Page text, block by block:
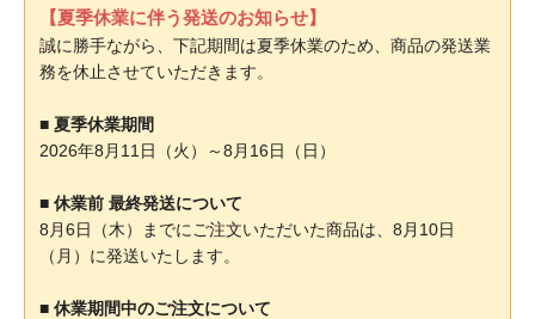
【夏季休業に伴う発送のお知らせ】
誠に勝手ながら、下記期間は夏季休業のため、商品の発送業
務を休止させていただきます。
■ 夏季休業期間
2026年8月11日（火）～8月16日（日）
■ 休業前 最終発送について
8月6日（木）までにご注文いただいた商品は、8月10日
（月）に発送いたします。
■ 休業期間中のご注文について